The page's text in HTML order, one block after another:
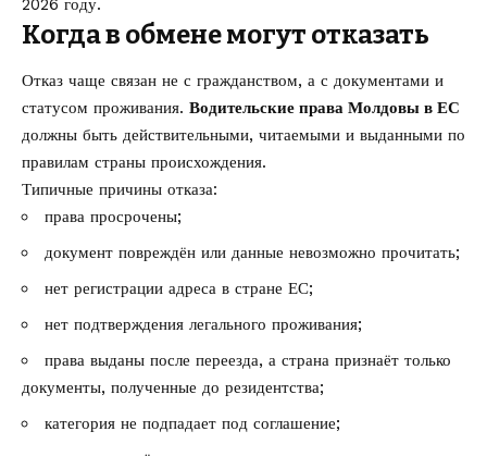
2026 году.
Когда в обмене могут отказать
Отказ чаще связан не с гражданством, а с документами и
статусом проживания. Водительские права Молдовы в ЕС
должны быть действительными, читаемыми и выданными по
правилам страны происхождения.
Типичные причины отказа:
права просрочены;
документ повреждён или данные невозможно прочитать;
нет регистрации адреса в стране ЕС;
нет подтверждения легального проживания;
права выданы после переезда, а страна признаёт только
документы, полученные до резидентства;
категория не подпадает под соглашение;